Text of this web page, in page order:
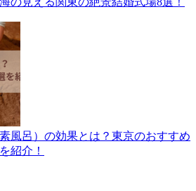
風呂）の効果とは？東京のおすすめ
紹介！